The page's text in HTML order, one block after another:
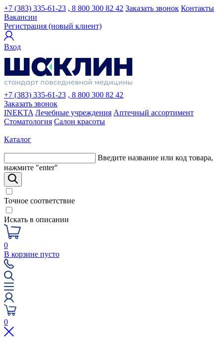
+7 (383) 335-61-23 , 8 800 300 82 42 Заказать звонок Контакты
Вакансии
Регистрация (новый клиент)
Вход
+7 (383) 335-61-23 , 8 800 300 82 42
Заказать звонок
INEKTA Лечебные учреждения Аптечный ассортимент
Стоматология Салон красоты
Каталог
Введите название или код товара,
нажмите "enter"
Точное соответствие
Искать в описании
0
В корзине пусто
0